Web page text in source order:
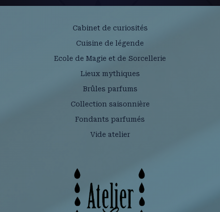
Cabinet de curiosités
Cuisine de légende
Ecole de Magie et de Sorcellerie
Lieux mythiques
Brûles parfums
Collection saisonnière
Fondants parfumés
Vide atelier